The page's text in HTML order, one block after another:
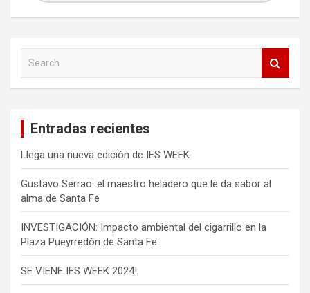
s
Entradas recientes
Llega una nueva edición de IES WEEK
Gustavo Serrao: el maestro heladero que le da sabor al
alma de Santa Fe
INVESTIGACIÓN: Impacto ambiental del cigarrillo en la
Plaza Pueyrredón de Santa Fe
SE VIENE IES WEEK 2024!